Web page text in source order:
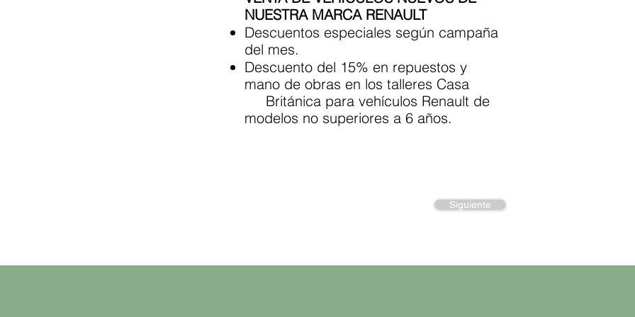
NUESTRA MARCA RENAULT
Descuentos especiales según campaña
del mes.
Descuento del 15% en repuestos y
mano de obras en los talleres Casa
Británica para vehículos Renault de
modelos no superiores a 6 años.
Siguiente